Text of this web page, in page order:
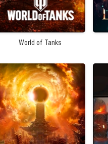
World of Tanks